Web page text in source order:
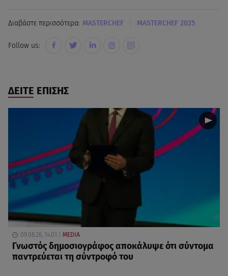
Διαβάστε περισσότερα: MASTERCHEF MASTERCHEF 2025
Follow us:
ΔΕΙΤΕ ΕΠΙΣΗΣ
09.08.26, 14:01 MEDIA
Γνωστός δημοσιογράφος αποκάλυψε ότι σύντομα
παντρεύεται τη σύντροφό του